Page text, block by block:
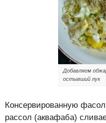
Добавляем
остывший лук
Консервированную
рассол (аквафаба)